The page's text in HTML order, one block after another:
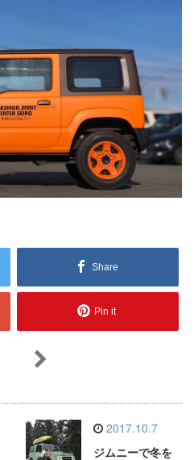
Share
Pin it
2017.10.7
ジムニーで冬を